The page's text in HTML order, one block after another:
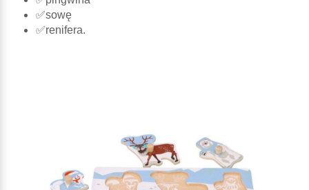
✅sowę
✅renifera.